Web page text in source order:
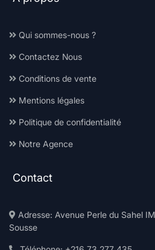
Qui sommes-nous ?
Contactez Nous
Conditions de vente
Mentions légales
Politique de confidentialité
Notre Agence
Contact
Adresse: Avenue Perle du Sahel
Sousse